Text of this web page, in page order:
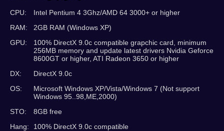
CPU:
Intel Pentium 4 3Ghz/AMD 64 3000+ or higher
RAM:
2GB RAM (Windows XP)
GPU:
100% DirectX 9.0c compatible grapchic card, minimum
256MB memory and update latest drivers Nvidia Geforce
8600GT or higher, ATI Radeon 3650 or higher
DX:
DirectX 9.0c
OS:
Microsoft Windows XP/Vista/Windows 7 (Not support
Windows 95..98,ME,2000)
STO:
8GB free
Hang:
100% DirectX 9.0c compatible